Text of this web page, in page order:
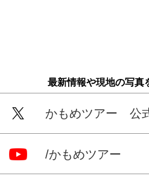
最新情報や現地の写真
かもめツアー 公
/かもめツアー